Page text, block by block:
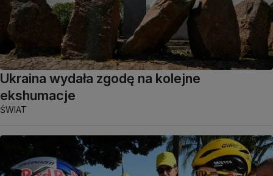
Ukraina wydała zgodę na kolejne
ekshumacje
ŚWIAT